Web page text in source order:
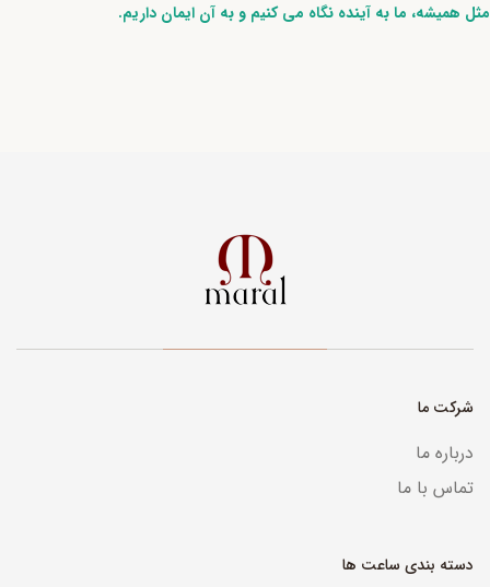
مثل همیشه، ما به آینده نگاه می کنیم و به آن ایمان داریم.
شرکت ما
درباره ما
تماس با ما
دسته بندی ساعت ها